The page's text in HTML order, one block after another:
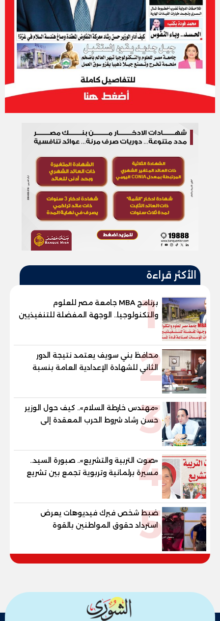
الأكثر قراءة
1
برنامج MBA جامعة مصر للعلوم
والتكنولوجيا.. الوجهة المفضلة للتنفيذيين
وقيادات المؤسسات لصناعة قادة
2
محافظ بني سويف يعتمد نتيجة الدور
الثاني للشهادة الإعدادية العامة بنسبة
والنور للمكفوفين
3
«مهندس خارطة السلام».. كيف حول الوزير
حسن رشاد شروط الحرب المعقدة إلى
"خارطة طريق" للانسحاب والإعمار؟
4
«صوت التربية والتشريع».. صبورة السيد..
مسيرة برلمانية وتربوية تجمع بين تشريع
القوانين وصناعة الأجيال لبناء الإنسان
5
ضبط شخص فبرك فيديوهات يعرض
استرداد حقوق المواطنين بالقوة